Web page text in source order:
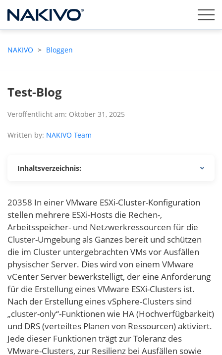
NAKIVO > Bloggen
Test-Blog
Veröffentlicht am: Oktober 31, 2025
Written by: NAKIVO Team
Inhaltsverzeichnis:
20358 In einer VMware ESXi-Cluster-Konfiguration
stellen mehrere ESXi-Hosts die Rechen-,
Arbeitsspeicher- und Netzwerkressourcen für die
Cluster-Umgebung als Ganzes bereit und schützen
die im Cluster untergebrachten VMs vor Ausfällen
physischer Server. Dies wird von einem VMware
vCenter Server bewerkstelligt, der eine Anforderung
für die Erstellung eines VMware ESXi-Clusters ist.
Nach der Erstellung eines vSphere-Clusters sind
„cluster-only“-Funktionen wie HA (Hochverfügbarkeit)
und DRS (verteiltes Planen von Ressourcen) aktiviert.
Jede dieser Funktionen trägt zur Toleranz des
VMware-Clusters, zur Resilienz bei Ausfällen sowie